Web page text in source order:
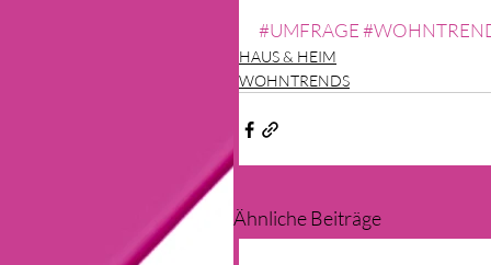
#UMFRAGE
HAUS & HEIM
WOHNTRENDS
Ähnliche Beiträge